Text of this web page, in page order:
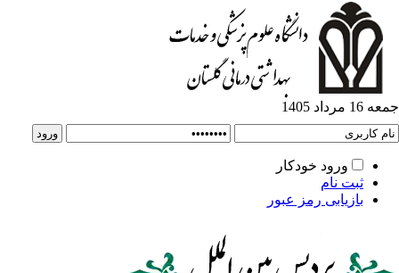
ورود خودکار
نام
رمز عبور